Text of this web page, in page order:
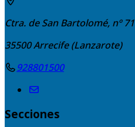
Ctra. de San Bartolomé, nº 71
35500Arrecife (Lanzarote)
928801500
Secciones